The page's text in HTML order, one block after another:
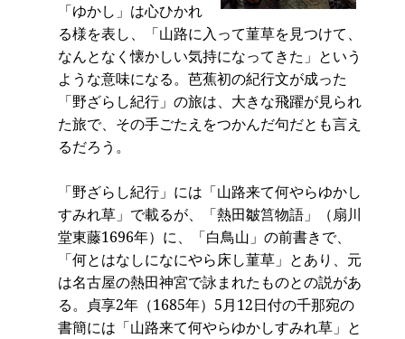
「ゆかし」は心ひかれ
る様を表し、「山路に入って菫草を見つけて、
なんとなく懐かしい気持になってきた」という
ような意味になる。芭蕉初の紀行文が成った
「野ざらし紀行」の旅は、大きな飛躍が見られ
た旅で、その手ごたえをつかんだ句だとも言え
るだろう。
「野ざらし紀行」には「山路来て何やらゆかし
すみれ草」で載るが、「熱田皺筥物語」（扇川
堂東藤1696年）に、「白鳥山」の前書きで、
「何とはなしになにやら床し菫草」とあり、元
は名古屋の熱田神宮で詠まれたものとの説があ
る。貞享2年（1685年）5月12日付の千那宛の
書簡には「山路来て何やらゆかしすみれ草」と